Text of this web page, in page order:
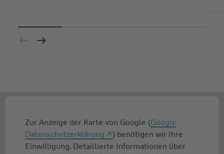
Zur Anzeige der Karte von Google (Google
Datenschutzerklärung
) benötigen wir Ihre
Einwilligung. Detaillierte Informationen über